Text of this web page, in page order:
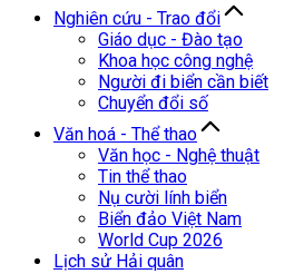
Nghiên cứu - Trao đổi
Giáo dục - Đào tạo
Khoa học công nghệ
Người đi biển cần biết
Chuyển đổi số
Văn hoá - Thể thao
Văn học - Nghệ thuật
Tin thể thao
Nụ cười lính biển
Biển đảo Việt Nam
World Cup 2026
Lịch sử Hải quân